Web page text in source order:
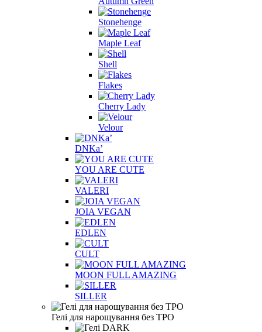
Stonehenge
Maple Leaf
Shell
Flakes
Cherry Lady
Velour
DNKa’
YOU ARE CUTE
VALERI
JOIA VEGAN
EDLEN
CULT
MOON FULL AMAZING
SILLER
Гелі для нарощування без TPO